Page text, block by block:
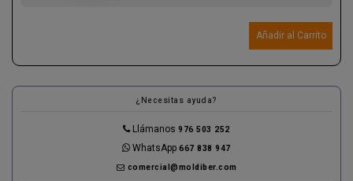
Añadir al Carrito
¿Necesitas ayuda?
Llámanos976 503 252
WhatsApp667 838 947
comercial@moldiber.com